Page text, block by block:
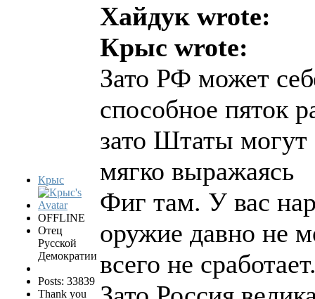
Крыс
OFFLINE
Отец
Русской
Демократии
Posts: 33839
Thank you
Хайдук wrote:
Крыс wrote:
Зато РФ может
способное пяток
зато Штаты могут
мягко выражаясь
Фиг там. У вас
оружие давно не
всего не